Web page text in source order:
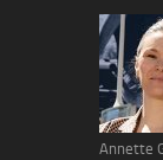
Annette